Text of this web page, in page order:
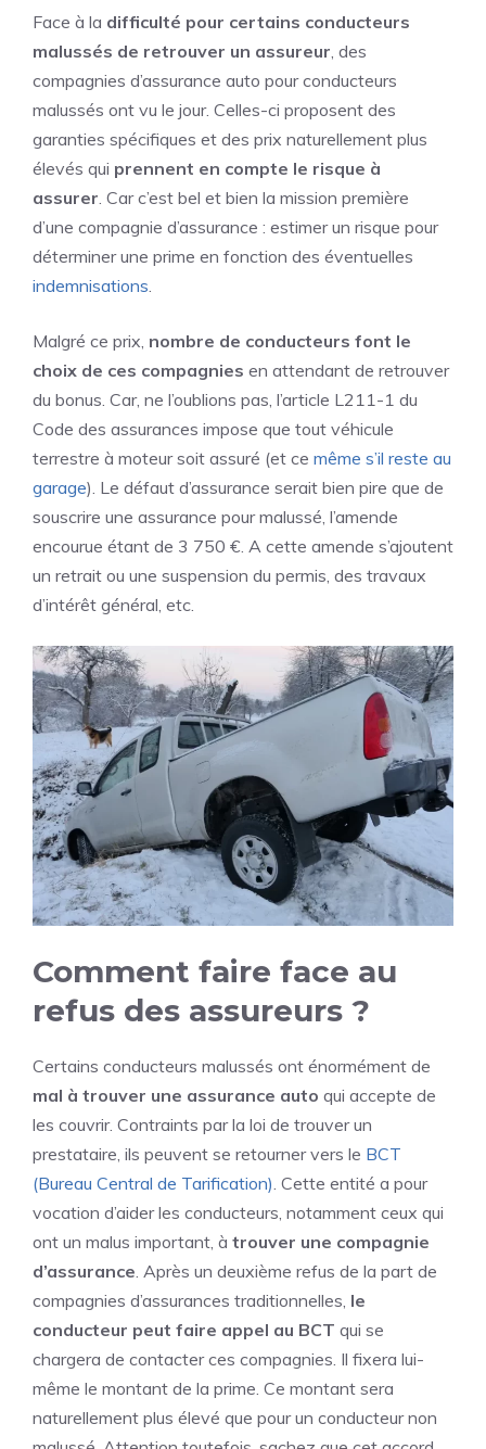
Face à la difficulté pour certains conducteurs
malussés de retrouver un assureur , des
compagnies d’assurance auto pour conducteurs
malussés ont vu le jour. Celles-ci proposent des
garanties spécifiques et des prix naturellement plus
élevés qui prennent en compte le risque à
assurer . Car c’est bel et bien la mission première
d’une compagnie d’assurance : estimer un risque pour
déterminer une prime en fonction des éventuelles
indemnisations
Malgré ce prix, nombre de conducteurs font le
choix de ces compagnies en attendant de retrouver
du bonus. Car, ne l’oublions pas, l’article L211-1 du
Code des assurances impose que tout véhicule
terrestre à moteur soit assuré (et ce même s’il reste au
garage). Le défaut d’assurance serait bien pire que de
souscrire une assurance pour malussé, l’amende
encourue étant de 3 750 €. A cette amende s’ajoutent
un retrait ou une suspension du permis, des travaux
d’intérêt général, etc.
Comment faire face au
refus des assureurs ?
Certains conducteurs malussés ont énormément de
mal à trouver une assurance auto qui accepte de
les couvrir. Contraints par la loi de trouver un
prestataire, ils peuvent se retourner vers le BCT
(Bureau Central de Tarification). Cette entité a pour
vocation d’aider les conducteurs, notamment ceux qui
ont un malus important, à trouver une compagnie
d’assurance. Après un deuxième refus de la part de
compagnies d’assurances traditionnelles, le
conducteur peut faire appel au BCT qui se
chargera de contacter ces compagnies. Il fixera lui-
même le montant de la prime. Ce montant sera
naturellement plus élevé que pour un conducteur non